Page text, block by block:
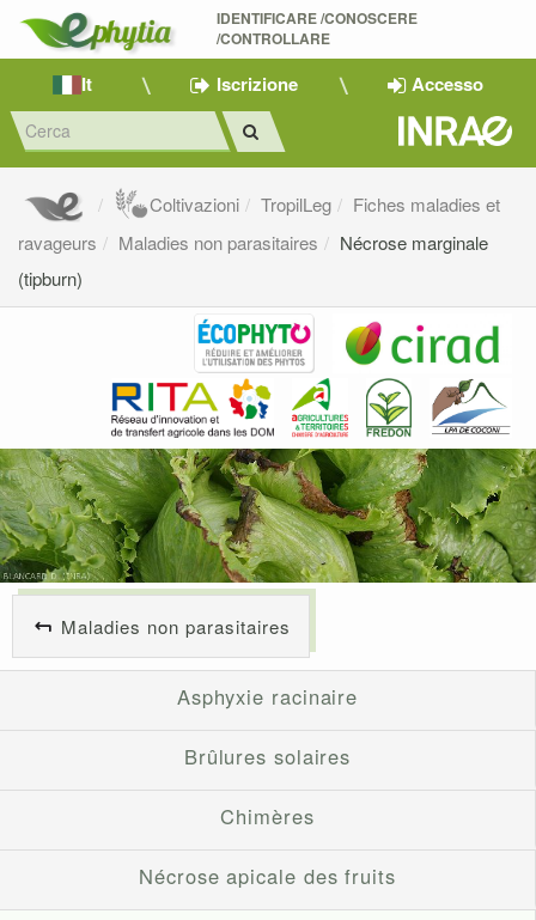
IDENTIFICARE /CONOSCERE
/CONTROLLARE
It Iscrizione Accesso
Coltivazioni TropilLeg
Fiches maladies et
ravageurs
Maladies non parasitaires
Nécrose marginale
(tipburn)
Maladies non parasitaires
Asphyxie racinaire
Brûlures solaires
Chimères
Nécrose apicale des fruits